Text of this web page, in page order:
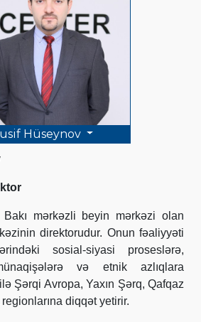
Hüseynov
mərkəzli beyin mərkəzi olan
direktorudur. Onun fəaliyyəti
sosial-siyasi proseslərə,
və etnik azlıqlara
Şərqi Avropa, Yaxın Şərq, Qafqaz
diqqət yetirir.